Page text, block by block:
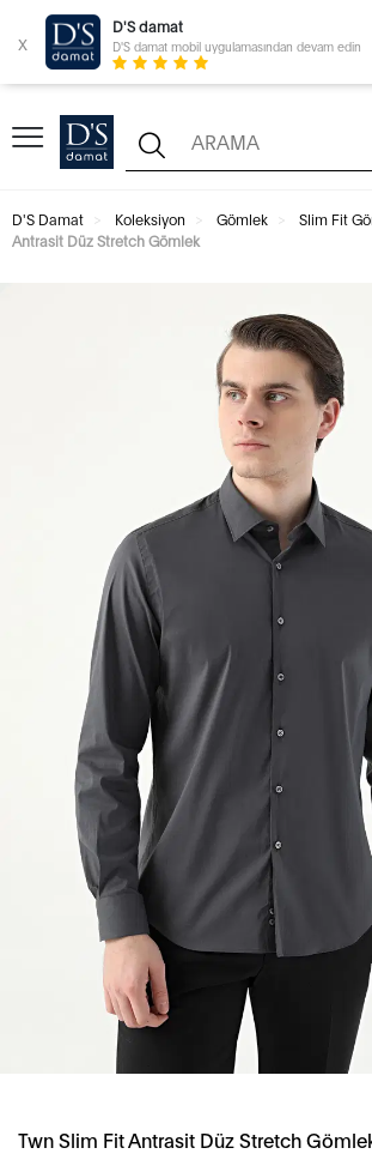
x
D'S damat
D'S damat mobil uygulamasından devam edin
D'S Damat Koleksiyon Gömlek Slim Fit
Antrasit Düz Stretch Gömlek
Twn Slim Fit Antrasit Düz Stretch